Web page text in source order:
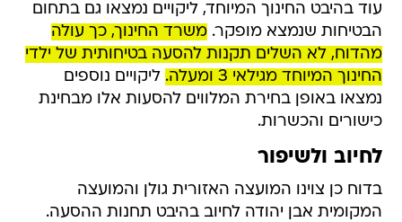
עוד בהיבט החינוך המיוחד, ליקויים נמצאו גם בתחום
הבטיחות שנמצא מופקר.משרד החינוך, כך עולה
מהדוח, לא השלים תקנות להסעה בטיחותית של ילדי
החינוך המיוחד מגילאי 3 ומעלה.
ליקויים נוספים
נמצאו באופן בחירת המלווים להסעות אלו מבחינת
כישורים והכשרות.
לחיוב ולשיפור
בדוח כן צוינו המועצה האזורית גולן והמועצה
המקומית אבן יהודה לחיוב בהיבט תחנות ההסעה.